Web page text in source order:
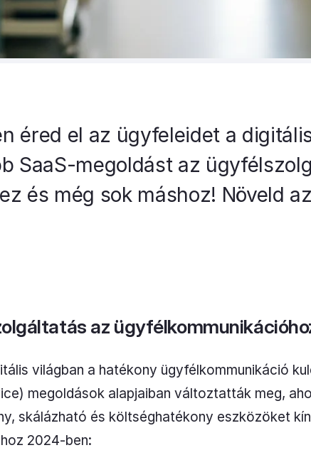
éred el az ügyfeleidet a
SaaS-megoldást az
és még sok máshoz! Növeld
az
világban a hatékony ügyfélkommunikáció
megoldások alapjaiban változtatták meg,
skálázható és költséghatékony eszközöket
2024-ben: